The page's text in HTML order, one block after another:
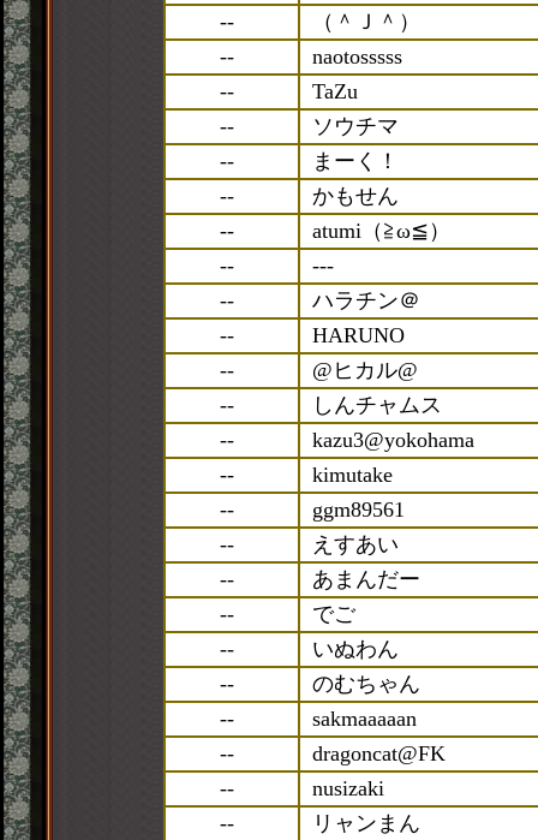
--
（＾Ｊ＾）
--
naotosssss
--
TaZu
--
ソウチマ
--
まーく！
--
かもせん
--
atumi（≧ω≦）
--
---
--
ハラチン＠
--
HARUNO
--
@ヒカル@
--
しんチャムス
--
kazu3@yokohama
--
kimutake
--
ggm89561
--
えすあい
--
あまんだー
--
でご
--
いぬわん
--
のむちゃん
--
sakmaaaaan
--
dragoncat@FK
--
nusizaki
--
リャンまん